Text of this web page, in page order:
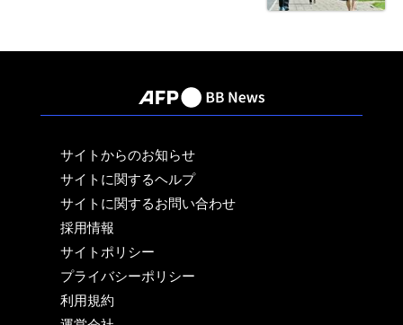
サイトからのお知らせ
サイトに関するヘルプ
サイトに関するお問い合わせ
採用情報
サイトポリシー
プライバシーポリシー
利用規約